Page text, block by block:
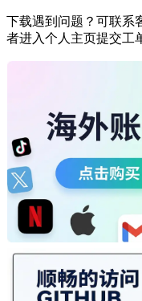
下载遇到问题？可联系
者进入个人主页提交工